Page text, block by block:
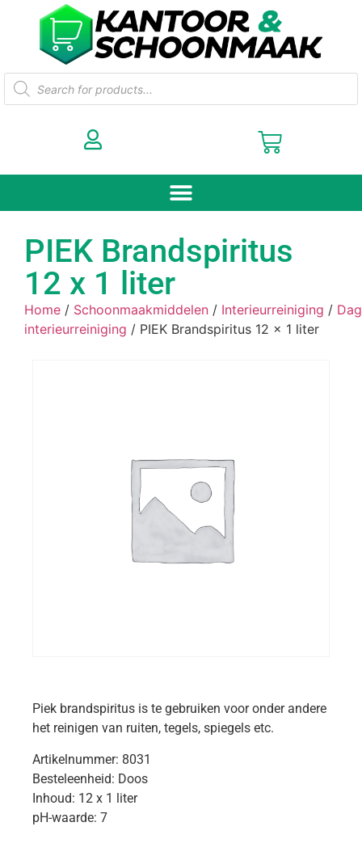
PIEK Brandspiritus
12 x 1 liter
Home / Schoonmaakmiddelen / Interieurreiniging /
interieurreiniging / PIEK Brandspiritus 12 x 1 liter
Piek brandspiritus is te gebruiken voor onder andere
het reinigen van ruiten, tegels, spiegels etc.
Artikelnummer: 8031
Besteleenheid: Doos
Inhoud: 12 x 1 liter
pH-waarde: 7